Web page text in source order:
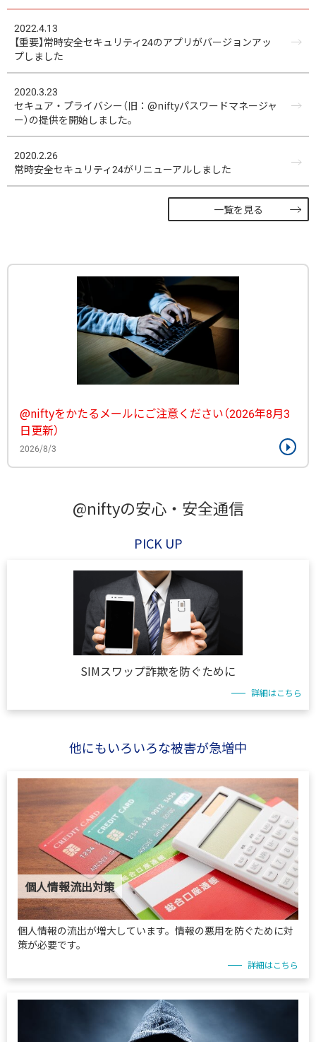
2022.4.13
【重要】常時安全セキュリティ24のアプリがバージョンアッ
プしました
2020.3.23
セキュア・プライバシー（旧：@niftyパスワードマネージャ
ー）の提供を開始しました。
2020.2.26
常時安全セキュリティ24がリニューアルしました
一覧を見る
@niftyをかたるメールにご注意ください（2026年8月3
日更新）
2026/8/3
@niftyの安心・安全通信
PICK UP
SIMスワップ詐欺を防ぐために
詳細はこちら
他にもいろいろな被害が急増中
個人情報流出対策
個人情報の流出が増大しています。情報の悪用を防ぐために対
策が必要です。
詳細はこちら